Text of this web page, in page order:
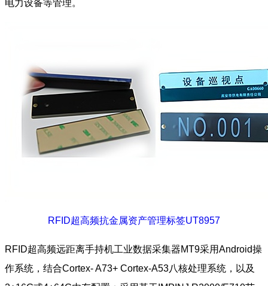
电力设备等管理。
RFID超高频抗金属资产管理标签UT8957
RFID超高频远距离手持机工业数据采集器MT9采用Android操
作系统，结合Cortex- A73+ Cortex-A53八核处理系统，以及